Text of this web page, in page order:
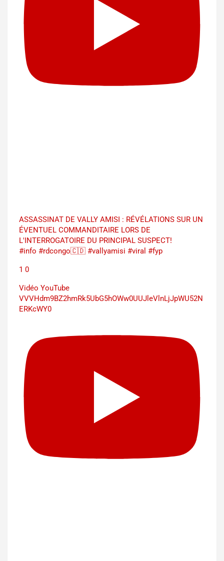
ASSASSINAT DE VALLY AMISI : RÉVÉLATIONS SUR UN
ÉVENTUEL COMMANDITAIRE LORS DE
L'INTERROGATOIRE DU PRINCIPAL SUSPECT!
#info #rdcongo🇨🇩 #vallyamisi #viral #fyp
1 0
Vidéo YouTube
VVVHdm9BZ2hmRk5UbG5hOWw0UUJleVlnLjJpWU52N
ERKcWY0